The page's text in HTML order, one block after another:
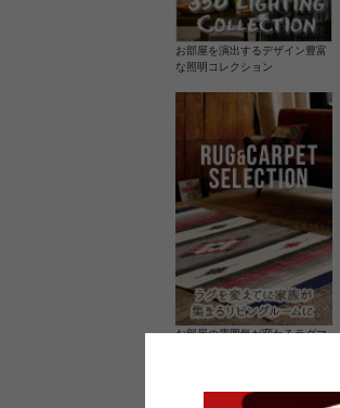
お部屋を演出するデザイン豊富
な照明コレクション
お部屋の雰囲気が変わるラグマ